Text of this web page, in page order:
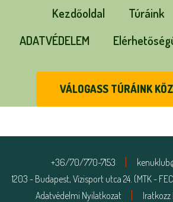
Kezdőoldal Túráink
ADATVÉDELEM
VÁLOGASS TÚRÁINK
+36/70/770-7153
1203 - Budapest, Vízisport utca 24. (MTK -
Adatvédelmi Nyilatkozat